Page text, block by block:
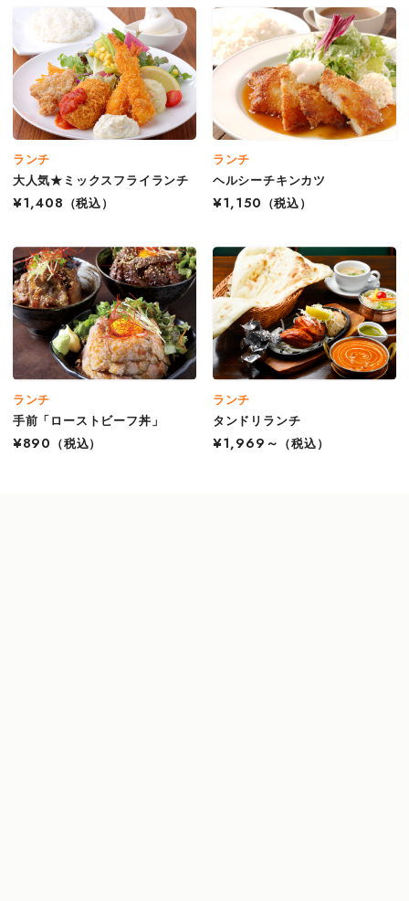
ランチ
大人気★ミックスフライランチ
¥1,408
（税込）
ランチ
ヘルシーチキンカツ
¥1,150
（税込）
ランチ
手前「ローストビーフ丼」
¥890
（税込）
ランチ
タンドリランチ
¥1,969～
（税込）